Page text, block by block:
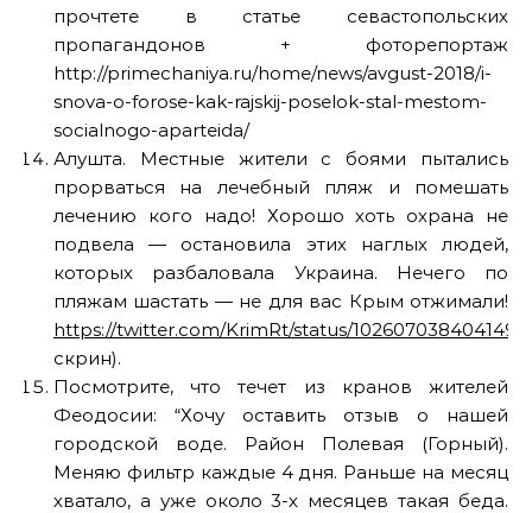
прочтете в статье севастопольских
пропагандонов + фоторепортаж
http://primechaniya.ru/home/news/avgust-2018/i-
snova-o-forose-kak-rajskij-poselok-stal-mestom-
socialnogo-aparteida/
Алушта. Местные жители с боями пытались
прорваться на лечебный пляж и помешать
лечению кого надо! Хорошо хоть охрана не
подвела — остановила этих наглых людей,
которых разбаловала Украина. Нечего по
пляжам шастать — не для вас Крым отжимали!
https://twitter.com/KrimRt/status/
скрин).
Посмотрите, что течет из кранов жителей
Феодосии: “Хочу оставить отзыв о нашей
городской воде. Район Полевая (Горный).
Меняю фильтр каждые 4 дня. Раньше на месяц
хватало, а уже около 3-х месяцев такая беда.